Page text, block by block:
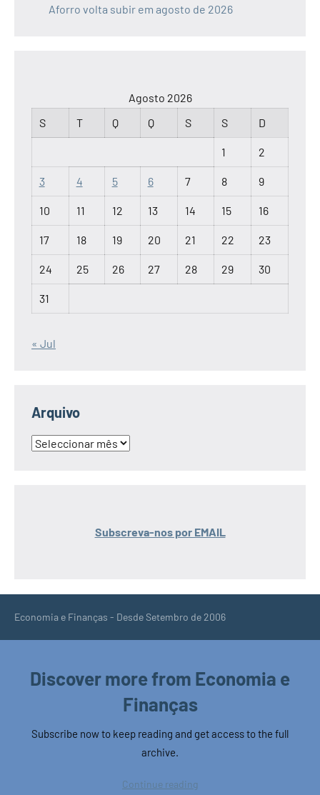
Aforro volta subir em agosto de 2026
Agosto 2026
S
T Q Q S S D
1 2
3 4 5 6 7 8 9
10 11 12 13 14 15 16
17 18 19 20 21 22 23
24 25 26 27 28 29 30
31
« Jul
Arquivo
Arquivo
Subscreva-nos por EMAIL
Economia e Finanças - Desde Setembro de 2006
Discover more from Economia e
Finanças
Subscribe now to keep reading and get access to the full
archive.
Continue reading